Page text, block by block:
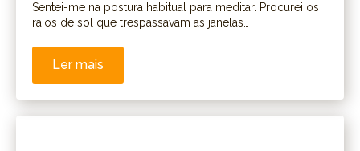
Sentei-me na postura habitual para meditar. Procurei os
raios de sol que trespassavam as janelas…
Ler mais